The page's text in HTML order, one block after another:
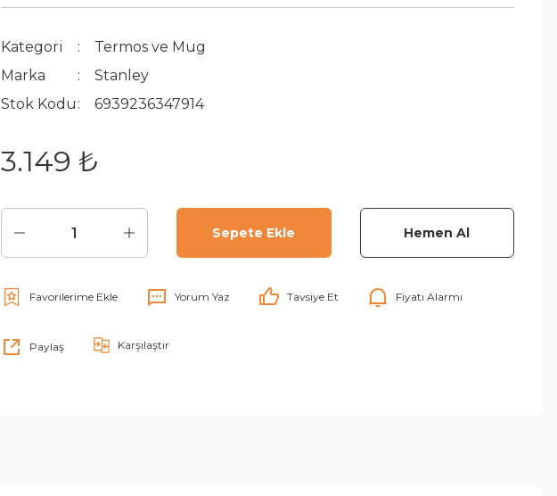
Kategori
Termos ve Mug
Marka
Stanley
Stok Kodu
6939236347914
3.149 ₺
Sepete Ekle Hemen Al
Yorum Yaz Tavsiye Et Fiyatı Alarmı
Paylaş Karşılaştır